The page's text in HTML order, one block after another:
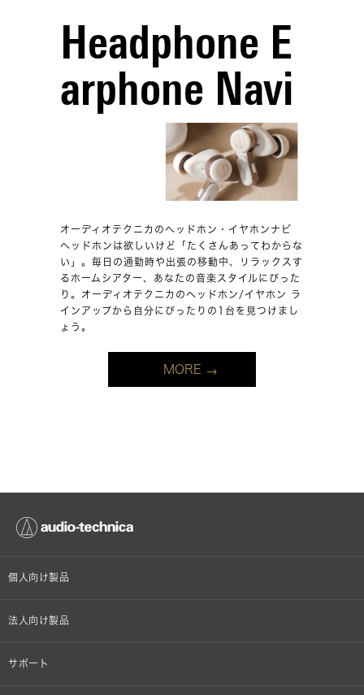
Headphone E
arphone Navi
オーディオテクニカのヘッドホン・イヤホンナビ
ヘッドホンは欲しいけど「たくさんあってわからな
い」。毎日の通勤時や出張の移動中、リラックスす
るホームシアター、あなたの音楽スタイルにぴった
り。オーディオテクニカのヘッドホン/イヤホン ラ
インアップから自分にぴったりの1台を見つけまし
ょう。
MORE
個人向け製品
オンラインストア限定
法人向け製品
設備音響機器
サポート